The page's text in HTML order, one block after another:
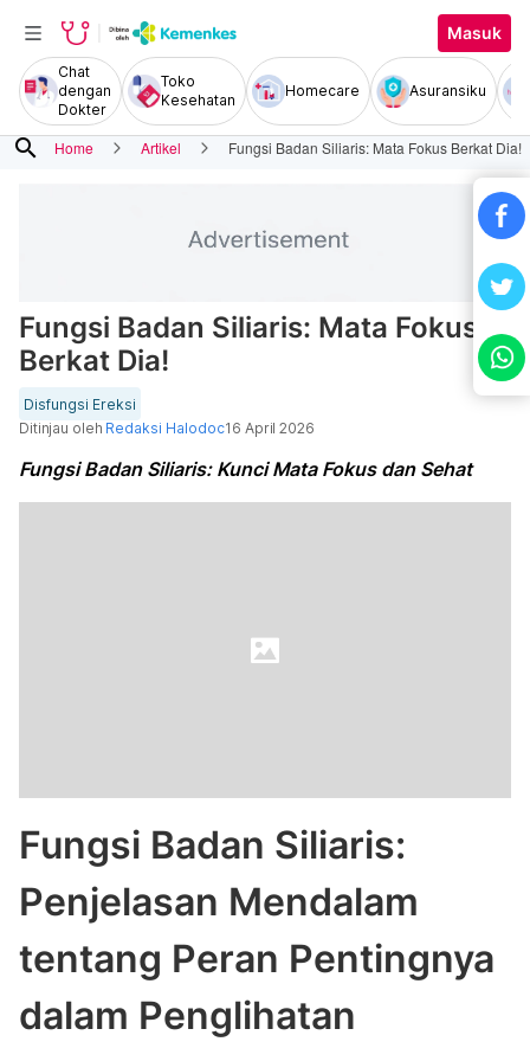
Masuk
Chat
dengan
Dokter
Toko
Kesehatan
Homecare Asuransiku
search Home Artikel Fungsi Badan Siliaris: Mata Fokus Berkat Dia!
Fungsi Badan Siliaris: Mata Fokus
Berkat Dia!
Disfungsi Ereksi
Ditinjau oleh Redaksi Halodoc16 April 2026
Fungsi Badan Siliaris: Kunci Mata Fokus dan Sehat
Fungsi Badan Siliaris:
Penjelasan Mendalam
tentang Peran Pentingnya
dalam Penglihatan